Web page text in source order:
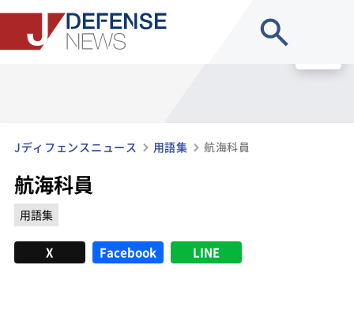
Jディフェンスニュース 用語集 航海科員
航海科員
用語集
X Facebook LINE